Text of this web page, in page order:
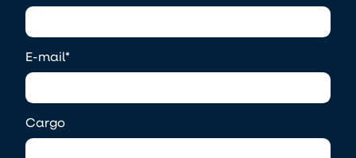
E-mail*
Cargo